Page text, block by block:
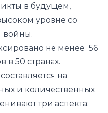
в будущем,
уровне со
войны.
не менее 56
в 50 странах.
на
и количественных
три аспекта: